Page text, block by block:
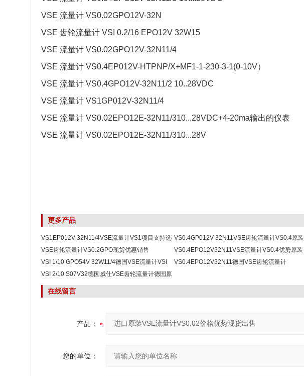
VSE 流量计 VS0.02GPO12V-32N
VSE 齿轮流量计 VSI 0.2/16 EPO12V 32W15
VSE 流量计 VS0.02GPO12V-32N11/4
VSE 流量计 VS0.4EP012V-HTPNP/X+MF1-1-230-3-1(0-10V）
VSE 流量计 VS0.4GPO12V-32N11/2 10..28VDC
VSE 流量计 VS1GP012V-32N11/4
VSE 流量计 VS0.02EPO12E-32N11/310...28VDC+4-20ma输出的仪表
VSE 流量计 VS0.02EPO12E-32N11/310...28V
更多产品
VS1EP012V-32N11/4VSE流量计VS1项目支持选
型
VS0.4GP012V-32N11VSE齿轮流量计VS0.4原装
优惠销售
VSE齿轮流量计VS0.2GPO现货优惠销售
VS0.4EPO12V32N11VSE流量计VS0.4优势原装
现货技术支持
VSI 1/10 GPO54V 32W11/4德国VSE流量计VSI
1/10高清版本一手货源
VS0.4EPO12V32N11德国VSE齿轮流量计
VSI 2/10 S07V32德国威仕VSE齿轮流量计德国原
装现货VSI2/10
在线留言
产品：
您的单位：